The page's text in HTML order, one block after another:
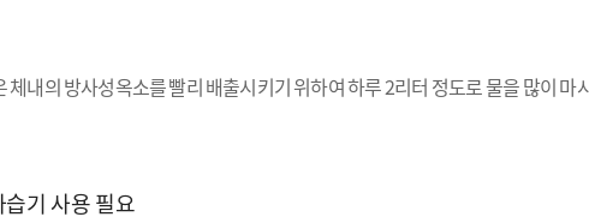
체내의 방사성옥소를 빨리 배출시키기 위하여 하루 2리터 정도로 물을 많이 마
기 사용 필요